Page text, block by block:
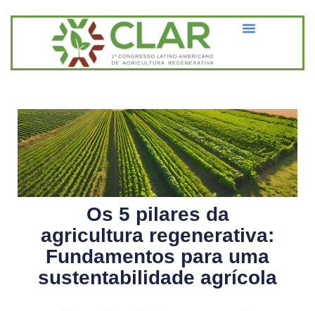
Os 5 pilares da
agricultura regenerativa:
Fundamentos para uma
sustentabilidade agrícola